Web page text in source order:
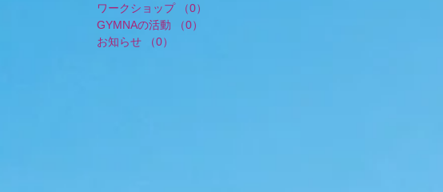
ワークショップ
（0）
GYMNAの活動
（0）
お知らせ
（0）